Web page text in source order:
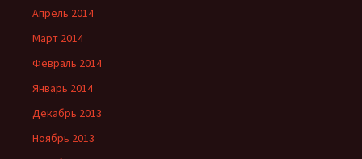
Апрель 2014
Март 2014
Февраль 2014
Январь 2014
Декабрь 2013
Ноябрь 2013